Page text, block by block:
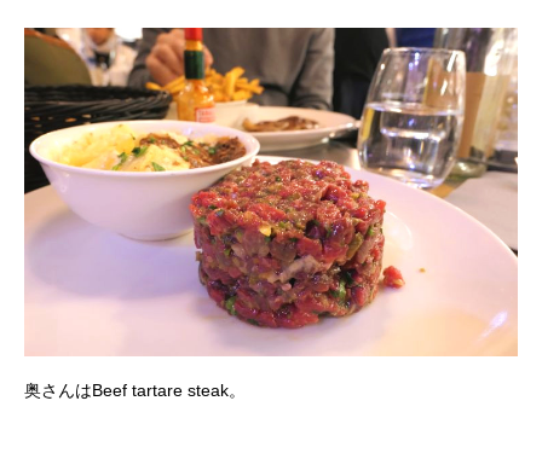
奥さんはBeef tartare steak。